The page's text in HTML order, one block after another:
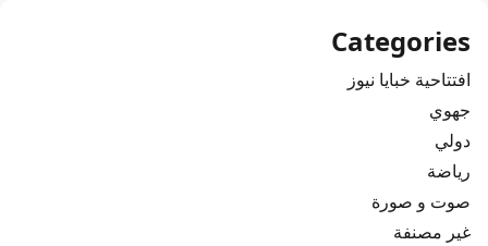
Categories
افتتاحية خبايا نيوز
جهوي
دولي
رياضة
صوت و صورة
غير مصنفة